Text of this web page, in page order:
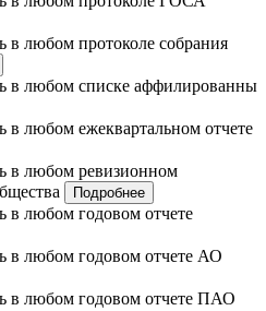
в любом протоколе собрания
в любом списке аффилированны
в любом ежеквартальном отчете
в любом ревизионном
Подробнее
в любом годовом отчете
в любом годовом отчете АО
в любом годовом отчете ПАО